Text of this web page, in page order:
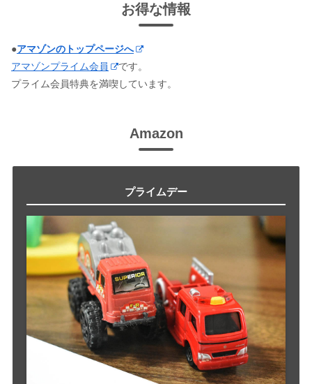
お得な情報
●アマゾンのトップページへ
アマゾンプライム会員
です。
プライム会員特典を満喫しています。
Amazon
プライムデー